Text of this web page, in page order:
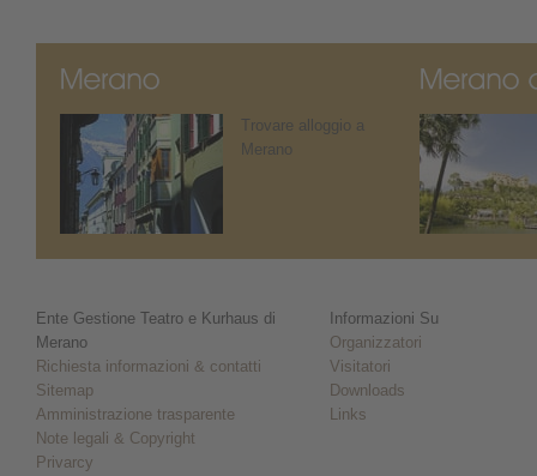
Trovare alloggio a
Merano
Ente Gestione Teatro e Kurhaus di
Merano
Richiesta informazioni & contatti
Sitemap
Amministrazione trasparente
Note legali & Copyright
Privarcy
Informazioni Su
Organizzatori
Visitatori
Downloads
Links